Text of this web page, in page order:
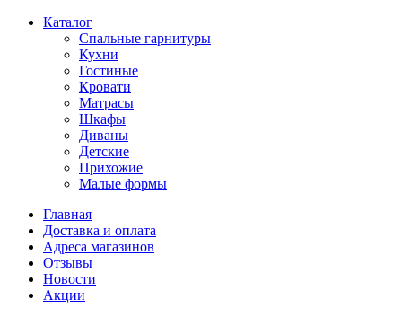
Каталог
Спальные гарнитуры
Кухни
Гостиные
Кровати
Матрасы
Шкафы
Диваны
Детские
Прихожие
Малые формы
Главная
Доставка и оплата
Адреса магазинов
Отзывы
Новости
Акции